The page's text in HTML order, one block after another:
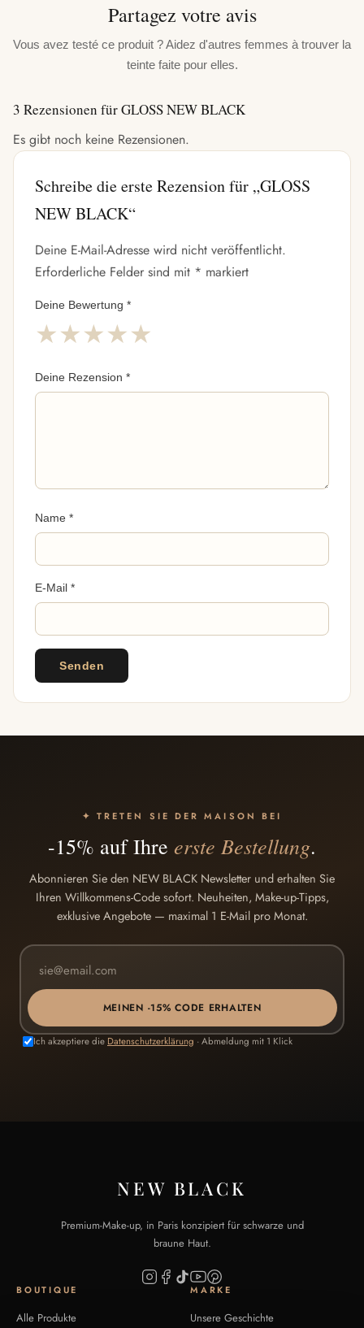
Partagez votre avis
Vous avez testé ce produit ? Aidez d'autres femmes à trouver la
teinte faite pour elles.
3 Rezensionen fürGLOSS NEW BLACK
Es gibt noch keine Rezensionen.
Schreibe die erste Rezension für „GLOSS
NEW BLACK“
Deine E-Mail-Adresse wird nicht veröffentlicht.
Erforderliche Felder sind mit * markiert
Deine Bewertung *
★★★★★
Deine Rezension *
Name *
E-Mail *
✦ TRETEN SIE DER MAISON BEI
-15% auf Ihre erste Bestellung.
Abonnieren Sie den NEW BLACK Newsletter und erhalten Sie
Ihren Willkommens-Code sofort. Neuheiten, Make-up-Tipps,
exklusive Angebote — maximal 1 E-Mail pro Monat.
MEINEN -15% CODE ERHALTEN
Ich akzeptiere die Datenschutzerklärung · Abmeldung mit 1 Klick
NEW BLACK
Premium-Make-up, in Paris konzipiert für schwarze und
braune Haut.
BOUTIQUE
Alle Produkte
MARKE
Unsere Geschichte